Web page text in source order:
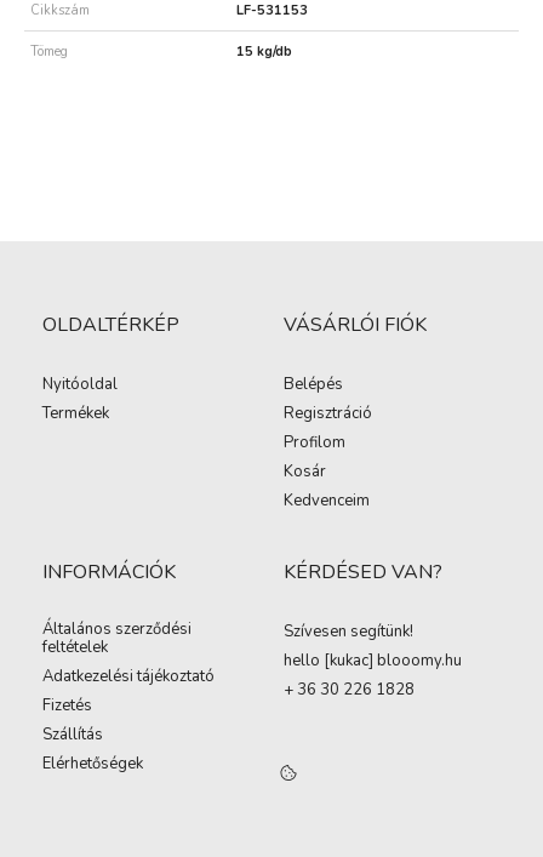
Cikkszám LF-531153
Tömeg 15 kg/db
OLDALTÉRKÉP
Nyitóoldal
Termékek
VÁSÁRLÓI FIÓK
Belépés
Regisztráció
Profilom
Kosár
Kedvenceim
INFORMÁCIÓK
Általános szerződési
feltételek
Adatkezelési tájékoztató
Fizetés
Szállítás
Elérhetőségek
KÉRDÉSED VAN?
Szívesen segítünk!
hello [kukac] blooomy.hu
+ 36 30 226 1828